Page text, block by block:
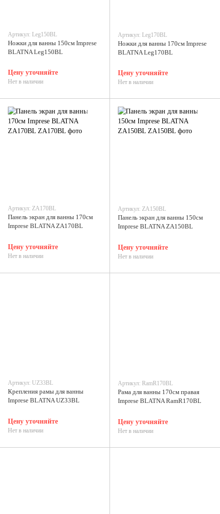
Артикул: Leg150BL
Ножки для ванны 150см Imprese
BLATNA Leg150BL
Цену уточняйте
Нет в наличии
Артикул: Leg170BL
Ножки для ванны 170см Imprese
BLATNA Leg170BL
Цену уточняйте
Нет в наличии
Артикул: ZA170BL
Панель экран для ванны 170см
Imprese BLATNA ZA170BL
Цену уточняйте
Нет в наличии
Артикул: ZA150BL
Панель экран для ванны 150см
Imprese BLATNA ZA150BL
Цену уточняйте
Нет в наличии
Артикул: UZ33BL
Крепления рамы для ванны
Imprese BLATNA UZ33BL
Цену уточняйте
Нет в наличии
Артикул: RamR170BL
Рама для ванны 170см правая
Imprese BLATNA RamR170BL
Цену уточняйте
Нет в наличии